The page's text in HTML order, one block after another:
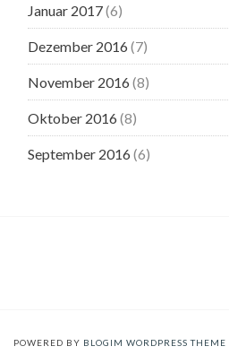
Januar 2017(6)
Dezember 2016 (7)
November 2016 (8)
Oktober 2016 (8)
September 2016 (6)
POWERED BY BLOGIM WORDPRESS THEME